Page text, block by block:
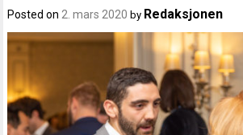
Posted on2. mars 2020 by Redaksjonen